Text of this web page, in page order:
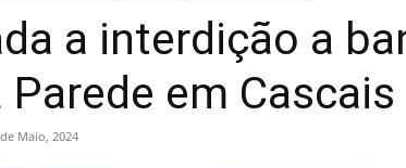
a interdição a
Parede em Cascais
Maio, 2024